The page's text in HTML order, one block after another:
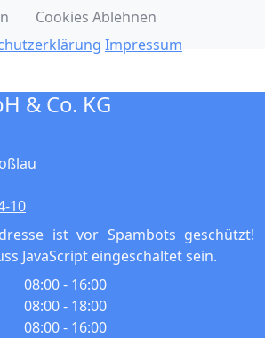
& Co. KG
10
ist vor Spambots geschützt!
JavaScript eingeschaltet sein.
08:00 - 16:00
08:00 - 18:00
08:00 - 16:00
Cookies Ablehnen
Impressum